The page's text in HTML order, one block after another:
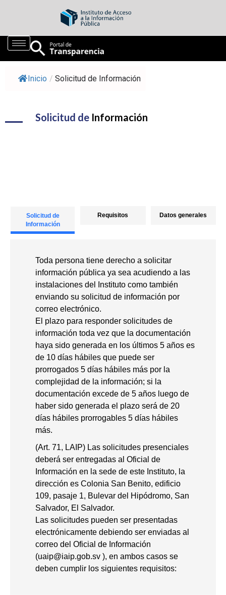
Inicio / Solicitud de Información
Solicitud de Información
Solicitud de
Información
Requisitos Datos generales
Toda persona tiene derecho a solicitar
información pública ya sea acudiendo a las
instalaciones del Instituto como también
enviando su solicitud de información por
correo electrónico.
El plazo para responder solicitudes de
información toda vez que la documentación
haya sido generada en los últimos 5 años es
de 10 días hábiles que puede ser
prorrogados 5 días hábiles más por la
complejidad de la información; si la
documentación excede de 5 años luego de
haber sido generada el plazo será de 20
días hábiles prorrogables 5 días hábiles
más.
(Art. 71, LAIP) Las solicitudes presenciales
deberá ser entregadas al Oficial de
Información en la sede de este Instituto, la
dirección es Colonia San Benito, edificio
109, pasaje 1, Bulevar del Hipódromo, San
Salvador, El Salvador.
Las solicitudes pueden ser presentadas
electrónicamente debiendo ser enviadas al
correo del Oficial de Información
(uaip@iaip.gob.sv ), en ambos casos se
deben cumplir los siguientes requisitos: